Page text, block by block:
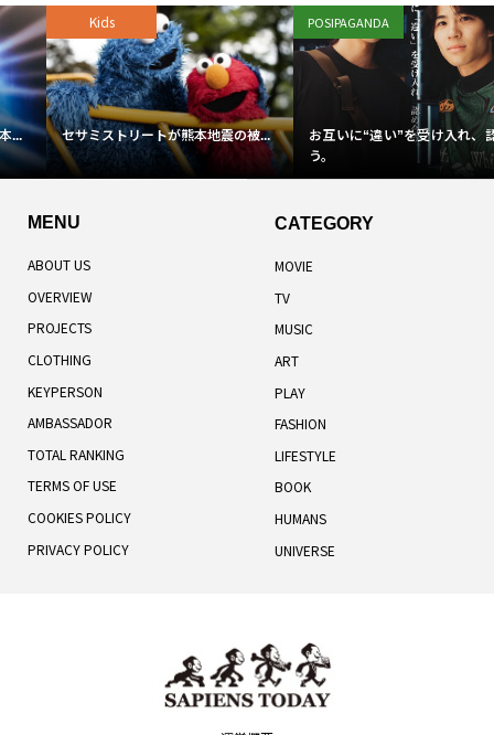
Kids
セサミストリートが熊本地震の被...
POSIPAGANDA
お互いに“違い”を受け入れ、認め合
う。
MENU
ABOUT US
OVERVIEW
PROJECTS
CLOTHING
KEYPERSON
AMBASSADOR
TOTAL RANKING
TERMS OF USE
COOKIES POLICY
PRIVACY POLICY
CATEGORY
MOVIE
TV
MUSIC
ART
PLAY
FASHION
LIFESTYLE
BOOK
HUMANS
UNIVERSE